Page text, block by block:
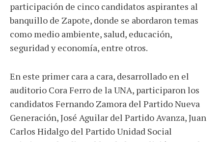
participación de cinco candidatos aspirantes al
banquillo de Zapote, donde se abordaron temas
como medio ambiente, salud, educación,
seguridad y economía, entre otros.
En este primer cara a cara, desarrollado en el
auditorio Cora Ferro de la UNA, participaron los
candidatos Fernando Zamora del Partido Nueva
Generación, José Aguilar del Partido Avanza, Juan
Carlos Hidalgo del Partido Unidad Social